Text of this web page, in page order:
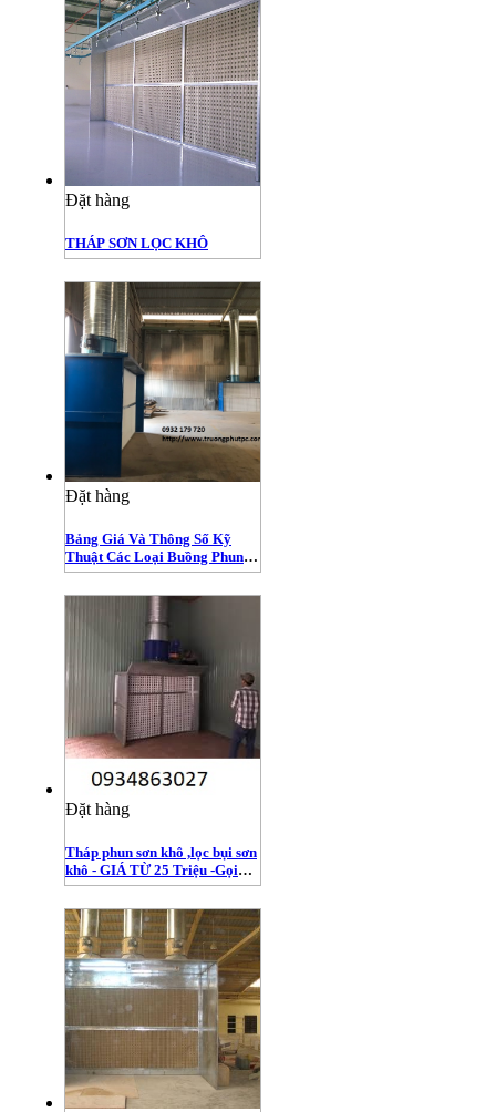
Đặt hàng
THÁP SƠN LỌC KHÔ
Đặt hàng
Bảng Giá Và Thông Số Kỹ
Thuật Các Loại Buồng Phun
Sơn
Đặt hàng
Tháp phun sơn khô ,lọc bụi sơn
khô - GIÁ TỪ 25 Triệu -Gọi
Ngay 0932179720